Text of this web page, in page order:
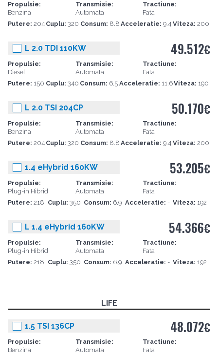
Propulsie:
Benzina
Transmisie:
Automata
Tractiune:
Fata
Putere: 204 Cuplu:320 Consum: 8.8 Acceleratie:9.4 Viteza: 200
L 2.0 TDI 110KW
Propulsie:
Diesel
Transmisie:
Automata
Tractiune:
Fata
Putere: 150 Cuplu: 340 Consum: 6.5 Acceleratie: 11.6Viteza: 190
49.512€
L 2.0 TSI 204CP
Propulsie:
Benzina
Transmisie:
Automata
Tractiune:
Fata
Putere: 204 Cuplu:320 Consum: 8.8 Acceleratie:9.4 Viteza: 200
50.170€
1.4 eHybrid 160KW
Propulsie:
Plug-in Hibrid
Transmisie:
Automata
Tractiune:
Fata
Putere: 218 Cuplu: 350 Consum: 6.9 Acceleratie: - Viteza: 192
53.205€
L 1.4 eHybrid 160KW
Propulsie:
Plug-in Hibrid
Transmisie:
Automata
Tractiune:
Fata
Putere: 218 Cuplu: 350 Consum: 6.9 Acceleratie: - Viteza: 192
54.366€
LIFE
1.5 TSI 136CP
Propulsie:
Benzina
Transmisie:
Automata
Tractiune:
Fata
48.072€